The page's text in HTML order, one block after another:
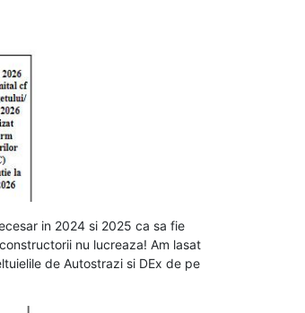
in 2024 si 2025 ca sa fie
nu lucreaza! Am lasat
de Autostrazi si DEx de pe